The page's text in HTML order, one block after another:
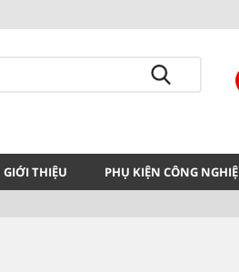
GIỚI THIỆU PHỤ KIỆN CÔNG